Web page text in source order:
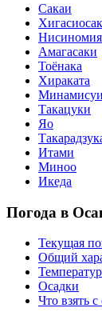
Сакаи
Нисиномия
Амагасаки
Тоёнака
Хираката
Такацуки
Яо
Итами
Миноо
Икеда
Погода в
Текущая
Общий
Осадки
Что взять с